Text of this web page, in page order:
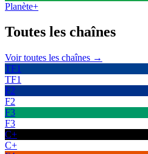
Planète+
Toutes les chaînes
Voir toutes les chaînes →
TF1
TF1
F2
F2
F3
F3
C+
C+